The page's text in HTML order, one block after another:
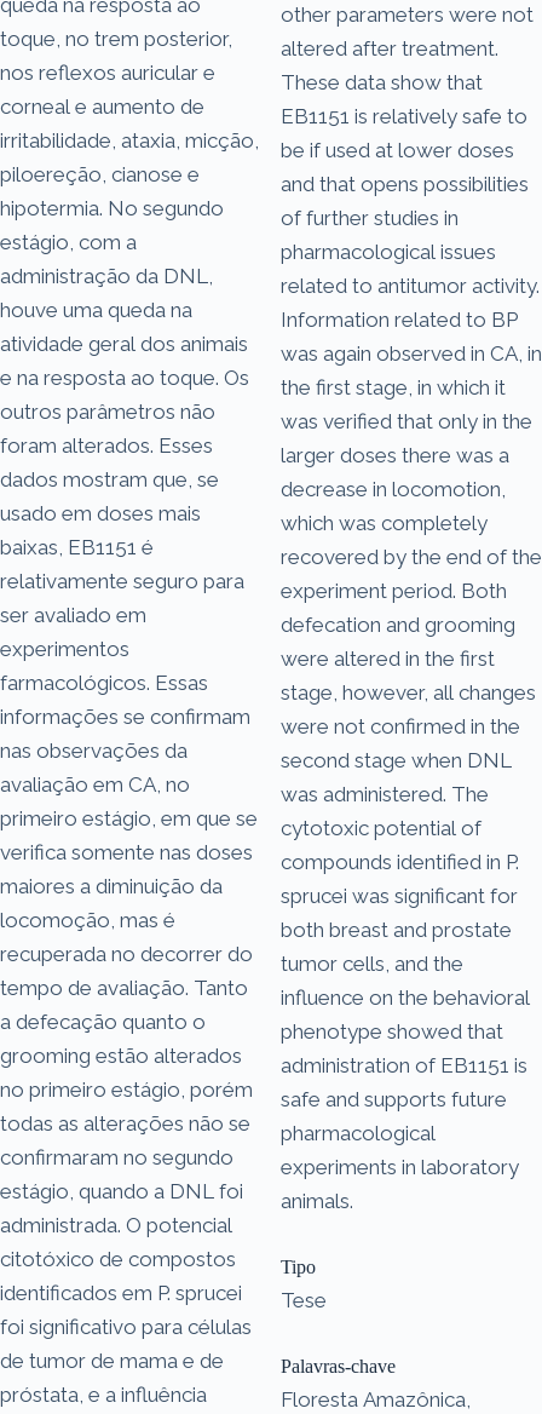
toque, no trem posterior,
nos reflexos auricular e
corneal e aumento de
irritabilidade, ataxia, micção,
piloereção, cianose e
hipotermia. No segundo
estágio, com a
administração da DNL,
houve uma queda na
atividade geral dos animais
e na resposta ao toque. Os
outros parâmetros não
foram alterados. Esses
dados mostram que, se
usado em doses mais
baixas, EB1151 é
relativamente seguro para
ser avaliado em
experimentos
farmacológicos. Essas
informações se confirmam
nas observações da
avaliação em CA, no
primeiro estágio, em que se
verifica somente nas doses
maiores a diminuição da
locomoção, mas é
recuperada no decorrer do
tempo de avaliação. Tanto
a defecação quanto o
grooming estão alterados
no primeiro estágio, porém
todas as alterações não se
confirmaram no segundo
estágio, quando a DNL foi
administrada. O potencial
citotóxico de compostos
identificados em P. sprucei
foi significativo para células
de tumor de mama e de
próstata, e a influência
other parameters were not
altered after treatment.
These data show that
EB1151 is relatively safe to
be if used at lower doses
and that opens possibilities
of further studies in
pharmacological issues
related to antitumor activity.
Information related to BP
was again observed in CA, in
the first stage, in which it
was verified that only in the
larger doses there was a
decrease in locomotion,
which was completely
recovered by the end of the
experiment period. Both
defecation and grooming
were altered in the first
stage, however, all changes
were not confirmed in the
second stage when DNL
was administered. The
cytotoxic potential of
compounds identified in P.
sprucei was significant for
both breast and prostate
tumor cells, and the
influence on the behavioral
phenotype showed that
administration of EB1151 is
safe and supports future
pharmacological
experiments in laboratory
animals.
Tipo
Tese
Palavras-chave
Floresta Amazônica,